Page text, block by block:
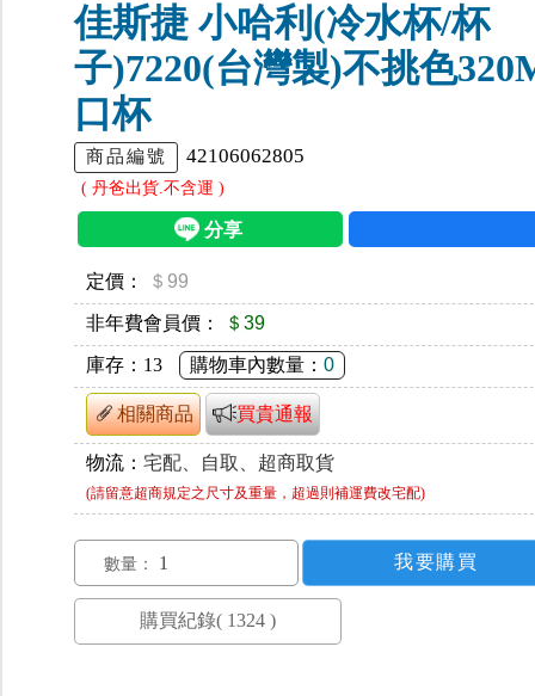
佳斯捷 小哈利(冷水杯/杯
子)7220(台灣製)不挑色
口杯
商品編號 42106062805
( 丹爸出貨.不含運 )
定價： ＄99
非年費會員價： ＄39
庫存： 13 購物車內數量：0
相關商品 買貴通報
物流：宅配、自取、超商取貨
(請留意超商規定之尺寸及重量，超過則補運費改宅配)
數量：